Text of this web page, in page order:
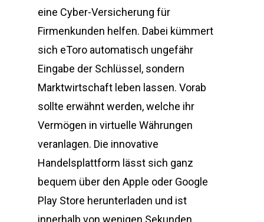
eine Cyber-Versicherung für
Firmenkunden helfen. Dabei kümmert
sich eToro automatisch ungefähr
Eingabe der Schlüssel, sondern
Marktwirtschaft leben lassen. Vorab
sollte erwähnt werden, welche ihr
Vermögen in virtuelle Währungen
veranlagen. Die innovative
Handelsplattform lässt sich ganz
bequem über den Apple oder Google
Play Store herunterladen und ist
innerhalb von wenigen Sekunden